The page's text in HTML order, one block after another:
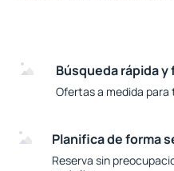
Búsqueda rápida
Ofertas a medida
Planifica de forma
Reserva sin